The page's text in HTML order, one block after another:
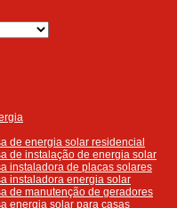
de energia solar residencial
de instalação de energia solar
instaladora de placas solares
instaladora energia solar
de manutenção de geradores
energia solar para casas